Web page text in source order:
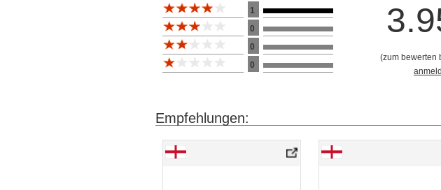
1
0
0
0
(zum bewerten
Empfehlungen: